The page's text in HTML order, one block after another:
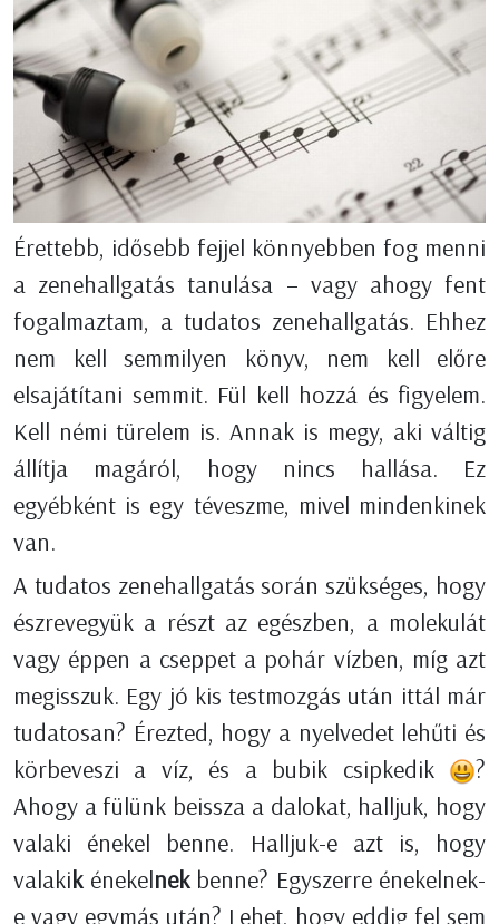
Érettebb, idősebb fejjel könnyebben fog menni
a zenehallgatás tanulása – vagy ahogy fent
fogalmaztam, a tudatos zenehallgatás. Ehhez
nem kell semmilyen könyv, nem kell előre
elsajátítani semmit. Fül kell hozzá és figyelem.
Kell némi türelem is. Annak is megy, aki váltig
állítja magáról, hogy nincs hallása. Ez
egyébként is egy téveszme, mivel mindenkinek
van.
A tudatos zenehallgatás során szükséges, hogy
észrevegyük a részt az egészben, a molekulát
vagy éppen a cseppet a pohár vízben, míg azt
megisszuk. Egy jó kis testmozgás után ittál már
tudatosan? Érezted, hogy a nyelvedet lehűti és
körbeveszi a víz, és a bubik csipkedik
?
Ahogy a fülünk beissza a dalokat, halljuk, hogy
valaki énekel benne. Halljuk-e azt is, hogy
valakikénekelnekbenne? Egyszerre énekelnek-
e vagy egymás után? Lehet, hogy eddig fel sem